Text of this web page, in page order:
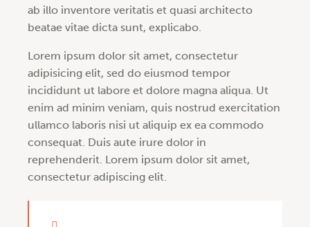
ab illo inventore veritatis et quasi architecto
beatae vitae dicta sunt, explicabo.
Lorem ipsum dolor sit amet, consectetur
adipisicing elit, sed do eiusmod tempor
incididunt ut labore et dolore magna aliqua. Ut
enim ad minim veniam, quis nostrud exercitation
ullamco laboris nisi ut aliquip ex ea commodo
consequat. Duis aute irure dolor in
reprehenderit. Lorem ipsum dolor sit amet,
consectetur adipiscing elit.